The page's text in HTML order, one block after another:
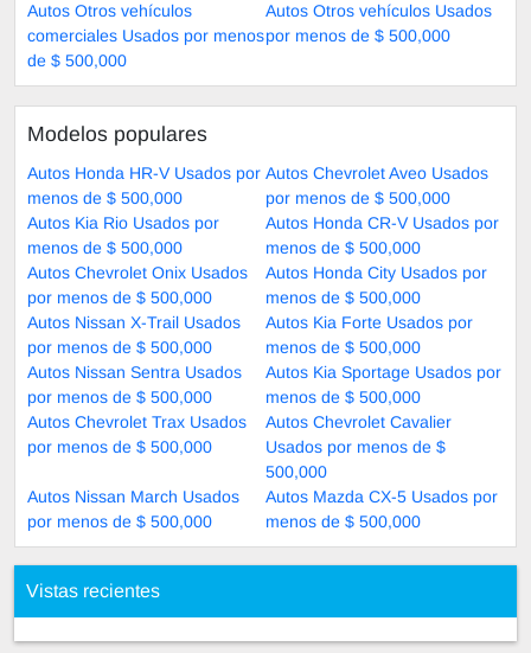
Autos Otros vehículos
comerciales Usados por menos
de $ 500,000
Autos Otros vehículos Usados
por menos de $ 500,000
Modelos populares
Autos Honda HR-V Usados por
menos de $ 500,000
Autos Chevrolet Aveo Usados
por menos de $ 500,000
Autos Kia Rio Usados por
menos de $ 500,000
Autos Honda CR-V Usados por
menos de $ 500,000
Autos Chevrolet Onix Usados
por menos de $ 500,000
Autos Honda City Usados por
menos de $ 500,000
Autos Nissan X-Trail Usados
por menos de $ 500,000
Autos Kia Forte Usados por
menos de $ 500,000
Autos Nissan Sentra Usados
por menos de $ 500,000
Autos Kia Sportage Usados por
menos de $ 500,000
Autos Chevrolet Trax Usados
por menos de $ 500,000
Autos Chevrolet Cavalier
Usados por menos de $
500,000
Autos Nissan March Usados
por menos de $ 500,000
Autos Mazda CX-5 Usados por
menos de $ 500,000
Vistas recientes